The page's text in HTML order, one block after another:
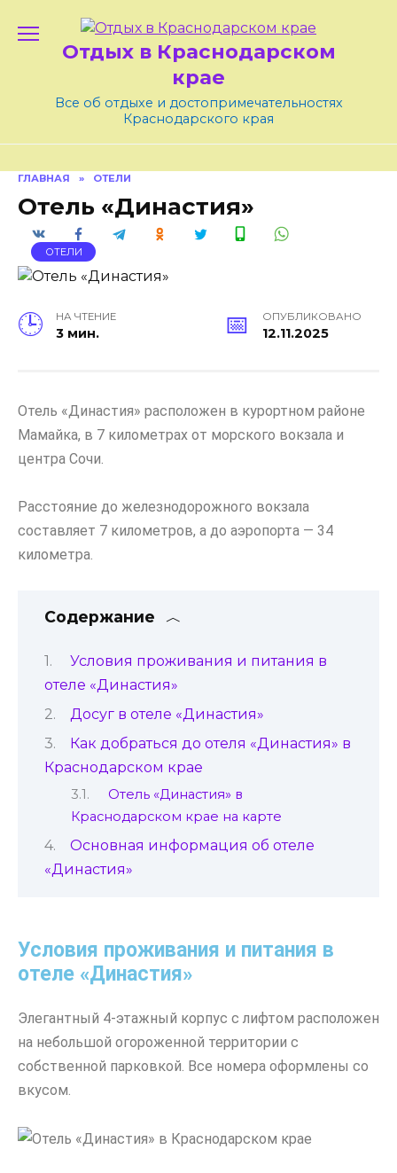
Отдых в Краснодарском
крае
Все об отдыхе и достопримечательностях
Краснодарского края
ГЛАВНАЯ » ОТЕЛИ
Отель «Династия»
ОТЕЛИ
НА ЧТЕНИЕ
3 мин.
ОПУБЛИКОВАНО
12.11.2025
Отель «Династия» расположен в курортном районе
Мамайка, в 7 километрах от морского вокзала и
центра Сочи.
Расстояние до железнодорожного вокзала
составляет 7 километров, а до аэропорта — 34
километра.
Содержание
Условия проживания и питания в
отеле «Династия»
Досуг в отеле «Династия»
Как добраться до отеля «Династия» в
Краснодарском крае
Отель «Династия» в
Краснодарском крае на карте
Основная информация об отеле
«Династия»
Условия проживания и питания в
отеле «Династия»
Элегантный 4-этажный корпус с лифтом расположен
на небольшой огороженной территории с
собственной парковкой. Все номера оформлены со
вкусом.